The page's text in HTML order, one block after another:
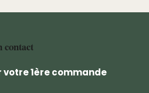
contact
votre 1ère commande